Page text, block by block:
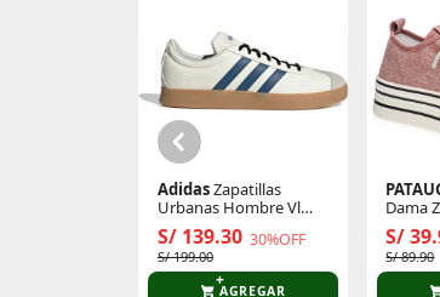
AdidasZapatillas
Urbanas Hombre Vl
Court Base
S/ 139.30 30%OFF
S/ 199.00
AGREGAR
Dama
S/
S/ 89.90